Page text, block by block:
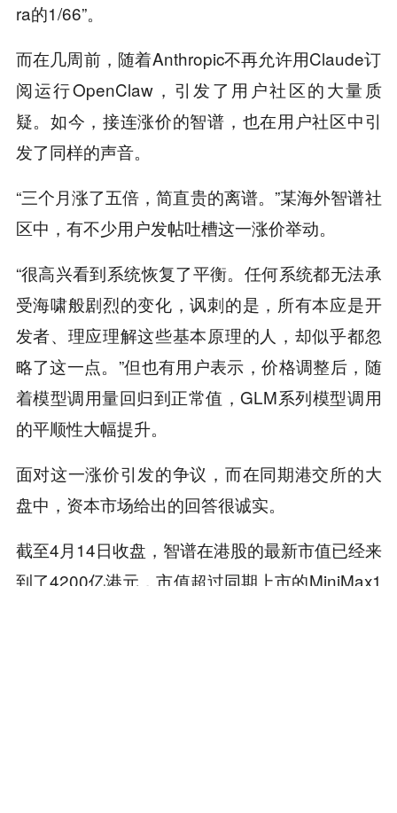
ra的1/66”。
而在几周前，随着Anthropic不再允许用Claude订
阅运行OpenClaw，引发了用户社区的大量质
疑。如今，接连涨价的智谱，也在用户社区中引
发了同样的声音。
“三个月涨了五倍，简直贵的离谱。”某海外智谱社
区中，有不少用户发帖吐槽这一涨价举动。
“很高兴看到系统恢复了平衡。任何系统都无法承
受海啸般剧烈的变化，讽刺的是，所有本应是开
发者、理应理解这些基本原理的人，却似乎都忽
略了这一点。”但也有用户表示，价格调整后，随
着模型调用量回归到正常值，GLM系列模型调用
的平顺性大幅提升。
面对这一涨价引发的争议，而在同期港交所的大
盘中，资本市场给出的回答很诚实。
截至4月14日收盘，智谱在港股的最新市值已经来
到了4200亿港元，市值超过同期上市的MiniMax1